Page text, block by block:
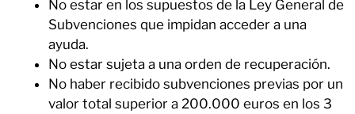
No estar en los supuestos de la Ley General de
Subvenciones que impidan acceder a una
ayuda.
No estar sujeta a una orden de recuperación.
No haber recibido subvenciones previas por un
valor total superior a 200.000 euros en los 3